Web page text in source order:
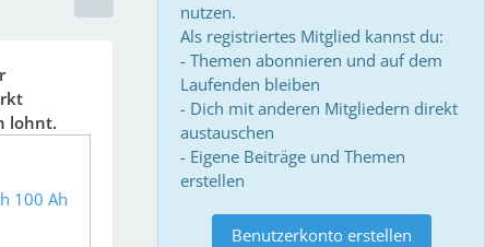
lohnt.
100 Ah
nutzen.
Als registriertes Mitglied kannst du:
- Themen abonnieren und auf dem
Laufenden bleiben
- Dich mit anderen Mitgliedern direkt
austauschen
- Eigene Beiträge und Themen
erstellen
Benutzerkonto erstellen